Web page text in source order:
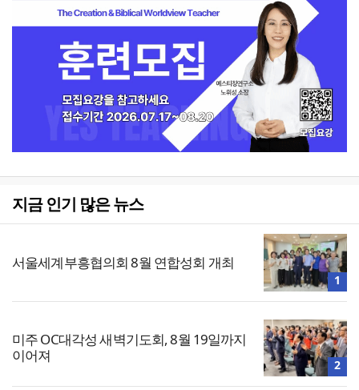
지금 인기 많은 뉴스
서울세계부흥협의회 8월 연합성회 개최
1
미주 OC대각성 새벽기도회, 8월 19일까지
이어져
2